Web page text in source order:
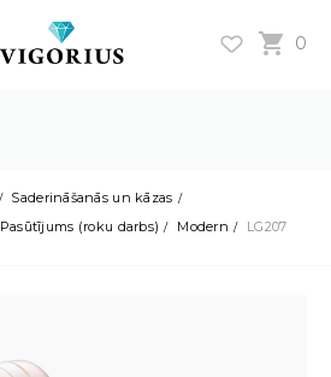
0
Saderināšanās un kāzas
Pasūtījums (roku darbs) Modern LG207